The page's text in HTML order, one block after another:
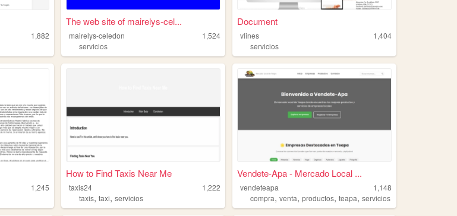
1,882
The web site of mairelys-cel...
mairelys-celedon
1,524
servicios
Document
vlines
1,404
servicios
1,245
How to Find Taxis Near Me
taxis24
1,222
taxis,taxi,servicios
Vendete-Apa - Mercado Local ...
vendeteapa
1,148
compra,venta,productos,teapa,servicios